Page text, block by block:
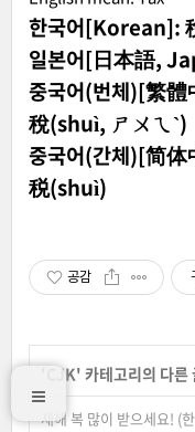
한국어[Korean]:
일본어[日本語,
중국어(번체)[繁
稅(shuì, ㄕㄨㄟˋ)
중국어(간체)[简
税(shuì)
공감
CJK' 카테고리의 다른
새해 복 많이 받으세요! (